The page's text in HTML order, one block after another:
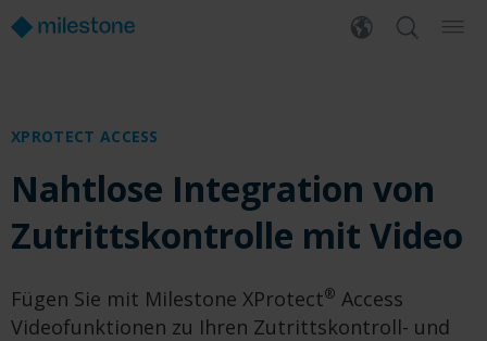
XPROTECT ACCESS
Nahtlose Integration von
Zutrittskontrolle mit Video
Fügen Sie mit Milestone XProtect® Access
Videofunktionen zu Ihren Zutrittskontroll- und